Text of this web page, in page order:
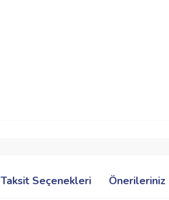
Taksit Seçenekleri Önerileriniz